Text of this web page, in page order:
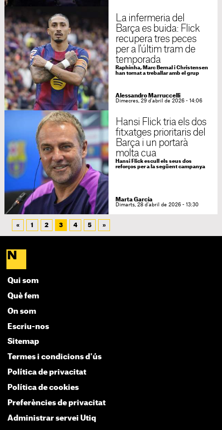
La infermeria del
Barça es buida: Flick
recupera tres peces
per a l'últim tram de
temporada
Raphinha, Marc Bernal i Christensen
han tornat a treballar amb el grup
Alessandro Marruccelli
Dimecres, 29 d'abril de 2026 - 14:06
Hansi Flick tria els dos
fitxatges prioritaris del
Barça i un portarà
molta cua
Hansi Flick escull els seus dos
reforços per a la següent campanya
Marta García
Dimarts, 28 d'abril de 2026 - 13:30
« 1 2 3 4 5 »
Qui som
Què fem
On som
Escriu-nos
Sitemap
Termes i condicions d'ús
Política de privacitat
Política de cookies
Preferències de privacitat
Administrar servei Utiq